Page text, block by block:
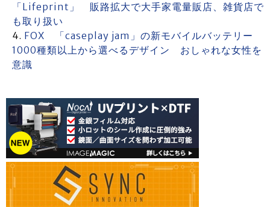
「Lifeprint」 販路拡大で大手家電量販店、雑貨店で
も取り扱い
FOX 「caseplay jam」の新モバイルバッテリー
1000種類以上から選べるデザイン おしゃれな女性を
意識